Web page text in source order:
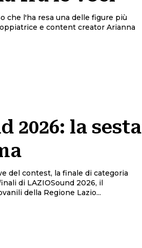
che l'ha resa una delle figure più
e content creator Arianna
2026: la sesta
del contest, la finale di categoria
di LAZIOSound 2026, il
della Regione Lazio...